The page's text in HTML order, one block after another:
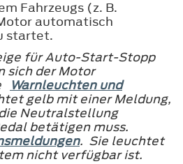
Fahrzeugs (z. B.
automatisch
startet.
für Auto-Start-Stopp
sich der Motor
Warnleuchten und
gelb mit einer Meldung,
Neutralstellung
betätigen muss.
. Sie leuchtet
nicht verfügbar ist.